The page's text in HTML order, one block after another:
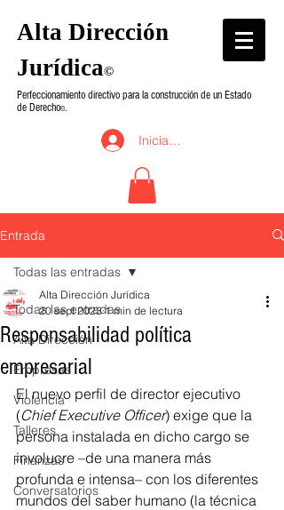
Alta Dirección
Jurídica©
Perfeccionamiento directivo para la construcción de un Estado
de Derecho©.
Iniciar sesión
Entrada
Todas las entradas
Alta Dirección
Empresas
Violencia
Talleres
Finanzas
Conversatorios
Todas las entradas
Responsabilidad política
empresarial
Alta Dirección Jurídica
20 sept 2023 1 min de lectura
El nuevo perfil de director ejecutivo
(Chief Executive Officer) exige que la
persona instalada en dicho cargo se
involucre –de una manera más
profunda e intensa– con los diferentes
mundos del saber humano (la técnica